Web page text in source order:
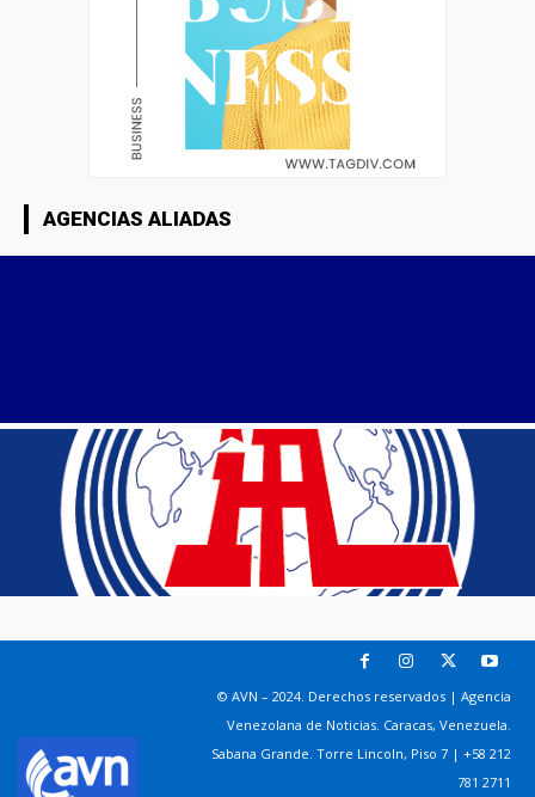
AGENCIAS ALIADAS
© AVN – 2024. Derechos reservados | Agencia
Venezolana de Noticias. Caracas, Venezuela.
Sabana Grande. Torre Lincoln, Piso 7 | +58 212
781 2711